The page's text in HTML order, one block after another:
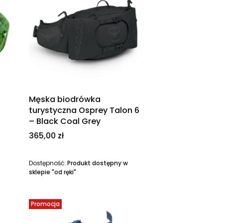
Męska biodrówka
turystyczna Osprey Talon 6
– Black Coal Grey
Cena
365,00 zł
Dostępność: Produkt dostępny w
sklepie "od ręki"
Promocja